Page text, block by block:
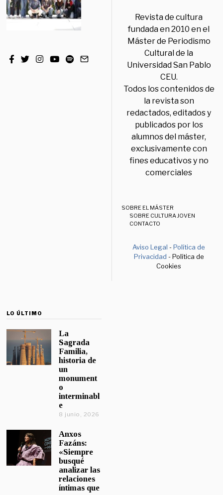
Revista de cultura
fundada en 2010 en el
Máster de Periodismo
Cultural de la
Universidad San Pablo
CEU.
Todos los contenidos de
la revista son
redactados, editados y
publicados por los
alumnos del máster,
exclusivamente con
fines educativos y no
comerciales
SOBRE EL MÁSTER
SOBRE CULTURA JOVEN
CONTACTO
Aviso Legal -Política de
Privacidad - Política de
Cookies
LO ÚLTIMO
La
Sagrada
Familia,
historia de
un
monument
o
interminabl
e
8 junio, 2026
Anxos
Fazáns:
«Siempre
busqué
analizar las
relaciones
íntimas que